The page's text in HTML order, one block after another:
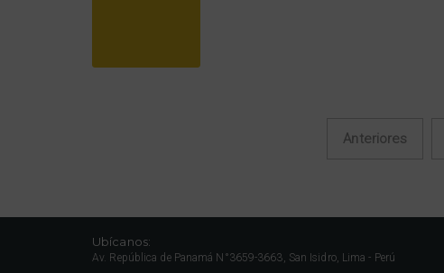
Anteriores
Ubícanos:
Av. República de Panamá N°3659-3663, San Isidro, Lima - Perú